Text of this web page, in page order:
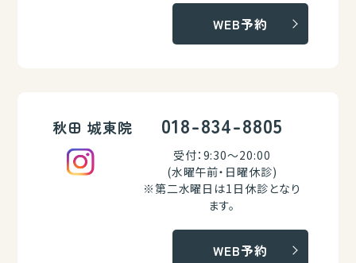
WEB予約
秋田 城東院 018-834-8805
受付：9:30～20:00
(水曜午前・日曜休診)
※第二水曜日は1日休診となり
ます。
WEB予約